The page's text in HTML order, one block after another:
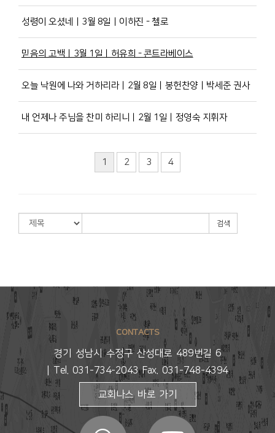
성령이 오셨네ㅣ3월 8일ㅣ이하진 - 첼로
믿음의 고백ㅣ3월 1일ㅣ허유희 - 콘트라베이스
오늘 낙원에 나와 거하리라ㅣ2월 8일ㅣ봉헌찬양ㅣ박세준 권사
내 언제나 주님을 찬미 하리니ㅣ2월 1일ㅣ정영숙 지휘자
1 2 3 4
검색
CONTACTS
경기 성남시 수정구 산성대로 489번길 6
| Tel. 031-734-2043 Fax. 031-748-4394
교회나스 바로 가기